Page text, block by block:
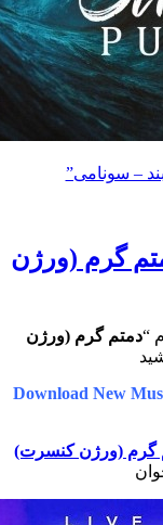
(ورژن
(ورژن
کنسرت)